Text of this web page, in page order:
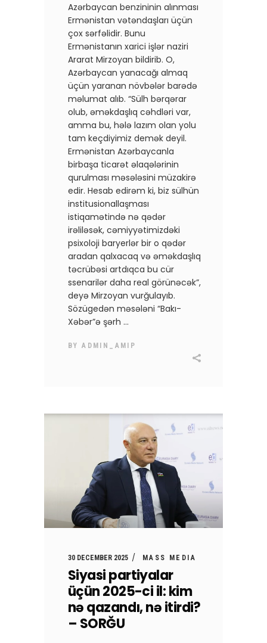
Azərbaycan benzininin alınması
Ermənistan vətəndaşları üçün
çox sərfəlidir. Bunu
Ermənistanın xarici işlər naziri
Ararat Mirzoyan bildirib. O,
Azərbaycan yanacağı almaq
üçün yaranan növbələr barədə
məlumat alıb. “Sülh bərqərar
olub, əməkdaşlıq cəhdləri var,
amma bu, hələ lazım olan yolu
tam keçdiyimiz demək deyil.
Ermənistan Azərbaycanla
birbaşa ticarət əlaqələrinin
qurulması məsələsini müzakirə
edir. Hesab edirəm ki, biz sülhün
institusionallaşması
istiqamətində nə qədər
irəliləsək, cəmiyyətimizdəki
psixoloji baryerlər bir o qədər
aradan qalxacaq və əməkdaşlıq
təcrübəsi artdıqca bu cür
ssenarilər daha real görünəcək”,
deyə Mirzoyan vurğulayıb.
Sözügedən məsələni “Bakı-
Xəbər”ə şərh
BYADMIN_AMIP
30 DECEMBER 2025 MASS MEDIA
Siyasi partiyalar
üçün 2025-ci il: kim
nə qazandı, nə itirdi?
– SORĞU